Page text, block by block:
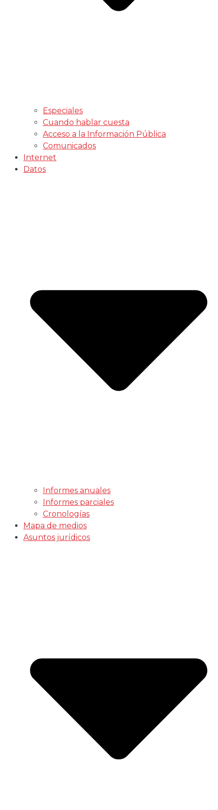
Especiales
Cuando hablar cuesta
Acceso a la Información Pública
Comunicados
Internet
Datos
Informes anuales
Informes parciales
Cronologías
Mapa de medios
Asuntos jurídicos